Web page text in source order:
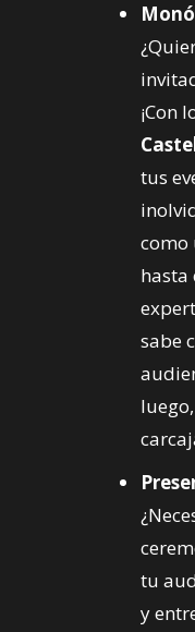
¡Con
tus
como
hasta
sabe
tu
y